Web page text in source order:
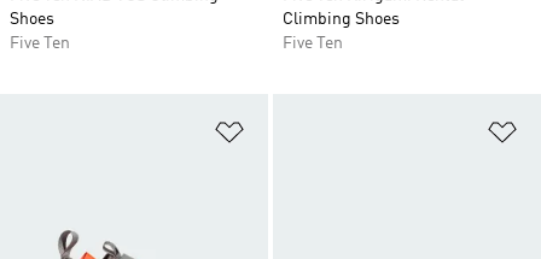
Shoes
Five Ten
Climbing Shoes
Five Ten
Προσθήκη στη Λίστα Επιθυμιών